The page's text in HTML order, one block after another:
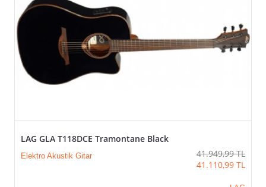
LAG GLA T118DCE Tramontane Black
Elektro Akustik Gitar 41.949,99 TL
41.110,99 TL